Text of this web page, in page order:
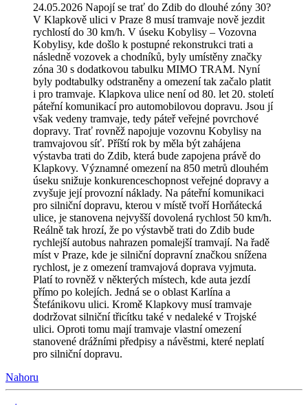
24.05.2026 Napojí se trať do Zdib do dlouhé zóny 30?
V Klapkově ulici v Praze 8 musí tramvaje nově jezdit
rychlostí do 30 km/h. V úseku Kobylisy – Vozovna
Kobylisy, kde došlo k postupné rekonstrukci trati a
následně vozovek a chodníků, byly umístěny značky
zóna 30 s dodatkovou tabulku MIMO TRAM. Nyní
byly podtabulky odstraněny a omezení tak začalo platit
i pro tramvaje. Klapkova ulice není od 80. let 20. století
páteřní komunikací pro automobilovou dopravu. Jsou jí
však vedeny tramvaje, tedy páteř veřejné povrchové
dopravy. Trať rovněž napojuje vozovnu Kobylisy na
tramvajovou síť. Příští rok by měla být zahájena
výstavba trati do Zdib, která bude zapojena právě do
Klapkovy. Významné omezení na 850 metrů dlouhém
úseku snižuje konkurenceschopnost veřejné dopravy a
zvyšuje její provozní náklady. Na páteřní komunikaci
pro silniční dopravu, kterou v místě tvoří Horňátecká
ulice, je stanovena nejvyšší dovolená rychlost 50 km/h.
Reálně tak hrozí, že po výstavbě trati do Zdib bude
rychlejší autobus nahrazen pomalejší tramvají. Na řadě
míst v Praze, kde je silniční dopravní značkou snížena
rychlost, je z omezení tramvajová doprava vyjmuta.
Platí to rovněž v některých místech, kde auta jezdí
přímo po kolejích. Jedná se o oblast Karlína a
Štefánikovu ulici. Kromě Klapkovy musí tramvaje
dodržovat silniční třicítku také v nedaleké v Trojské
ulici. Oproti tomu mají tramvaje vlastní omezení
stanovené drážními předpisy a návěstmi, které neplatí
pro silniční dopravu.
Nahoru